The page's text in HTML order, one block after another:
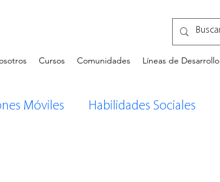
Cursos Comunidades Líneas de Desarrollo
Móviles Habilidades Sociales